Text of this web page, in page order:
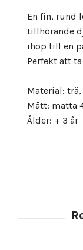
En fin, rund
tillhörande
ihop till en
Perfekt att
Material:
Mått: matta
Ålder: + 3 år